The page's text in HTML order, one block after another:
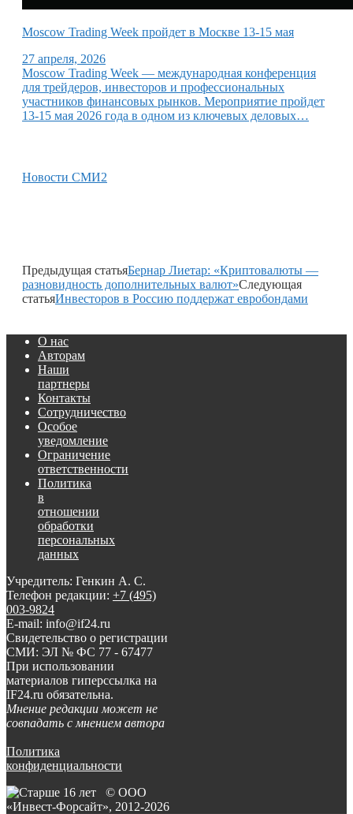
Moscow Trading Week пройдет в Москве 13-15 мая
27 апреля, 2026
Moscow Trading Week — международная конференция
для трейдеров, инвесторов и профессиональных
участников финансовых рынков. Мероприятие пройдет
13-15 мая 2026 года в одном из ключевых деловых…
Новости СМИ2
Предыдущая статьяБернар Лиетар: «Криптовалюты —
разновидность дополнительных валют»Следующая
статьяИнвесторов в Россию поддержат евробондами
О нас
Авторам
Наши
партнеры
Контакты
Сотрудничество
Особое
уведомление
Ограничение
ответственности
Политика
в
отношении
обработки
персональных
данных
Учредитель: Генкин А. С.
Телефон редакции: +7 (495)
003-9824
E-mail: info@if24.ru
Свидетельство о регистрации
СМИ: ЭЛ № ФС 77 - 67477
При использовании
материалов гиперссылка на
IF24.ru обязательна.
Мнение редакции может не
совпадать с мнением автора
Политика
конфиденциальности
© ООО
«Инвест-Форсайт», 2012-2026